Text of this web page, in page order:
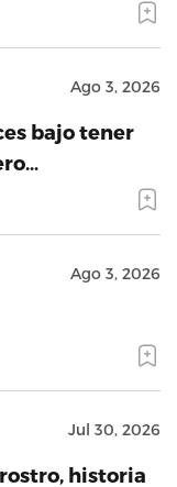
Ago 3, 2026
bajo tener
Ago 3, 2026
Jul 30, 2026
historia